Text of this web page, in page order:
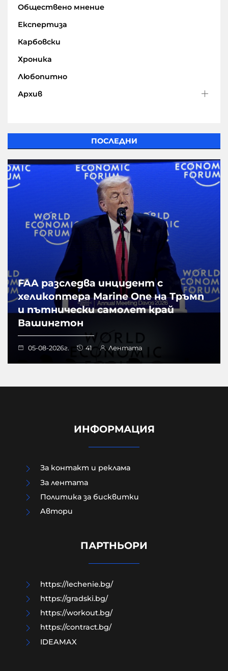
Обществено мнение
Експертиза
Карбовски
Хроника
Любопитно
Архив
ПОСЛЕДНИ
FAA разследва инцидент с
хеликоптера Marine One на Тръмп
и пътнически самолет край
Вашингтон
05-08-2026г. 41 Лентата
ПРЕД НАС СА БЛЕСНАЛИ ЖИТАТА
ИНФОРМАЦИЯ
За контакт и реклама
За лентата
Политика за бисквитки
Aвтори
ПАРТНЬОРИ
https://lechenie.bg/
https://gradski.bg/
https://workout.bg/
https://contract.bg/
IDEAMAX